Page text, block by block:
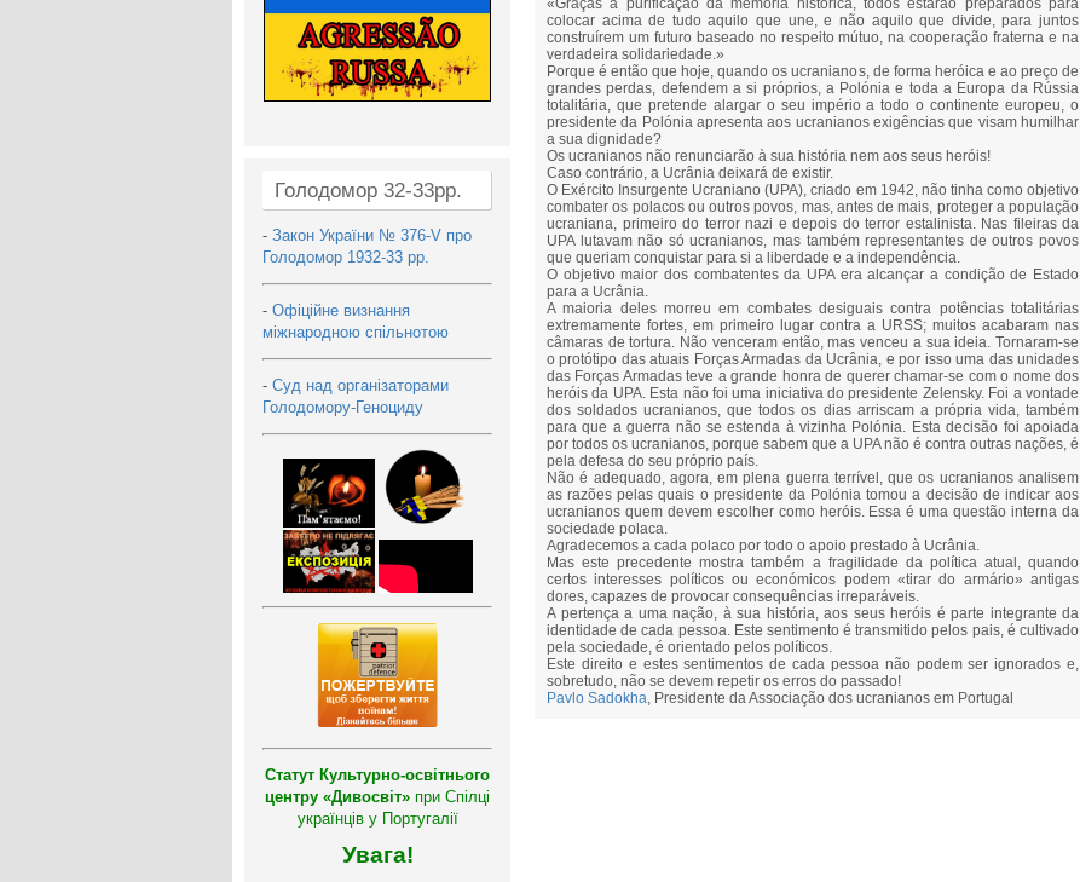
Голодомор 32-33рр.
- Закон України № 376-V про
Голодомор 1932-33 рр.
- Офіційне визнання
міжнародною спільнотою
- Суд над організаторами
Голодомору-Геноциду
Статут Культурно-освітнього
центру «Дивосвіт» при Спілці
українців у Португалії
Увага!
«Graças à purificação da memória histórica, todos estarão preparados para
colocar acima de tudo aquilo que une, e não aquilo que divide, para juntos
construírem um futuro baseado no respeito mútuo, na cooperação fraterna e na
verdadeira solidariedade.»
Porque é então que hoje, quando os ucranianos, de forma heróica e ao preço de
grandes perdas, defendem a si próprios, a Polónia e toda a Europa da Rússia
totalitária, que pretende alargar o seu império a todo o continente europeu, o
presidente da Polónia apresenta aos ucranianos exigências que visam humilhar
a sua dignidade?
Os ucranianos não renunciarão à sua história nem aos seus heróis!
Caso contrário, a Ucrânia deixará de existir.
O Exército Insurgente Ucraniano (UPA), criado em 1942, não tinha como objetivo
combater os polacos ou outros povos, mas, antes de mais, proteger a população
ucraniana, primeiro do terror nazi e depois do terror estalinista. Nas fileiras da
UPA lutavam não só ucranianos, mas também representantes de outros povos
que queriam conquistar para si a liberdade e a independência.
O objetivo maior dos combatentes da UPA era alcançar a condição de Estado
para a Ucrânia.
A maioria deles morreu em combates desiguais contra potências totalitárias
extremamente fortes, em primeiro lugar contra a URSS; muitos acabaram nas
câmaras de tortura. Não venceram então, mas venceu a sua ideia. Tornaram‑se
o protótipo das atuais Forças Armadas da Ucrânia, e por isso uma das unidades
das Forças Armadas teve a grande honra de querer chamar‑se com o nome dos
heróis da UPA. Esta não foi uma iniciativa do presidente Zelensky. Foi a vontade
dos soldados ucranianos, que todos os dias arriscam a própria vida, também
para que a guerra não se estenda à vizinha Polónia. Esta decisão foi apoiada
por todos os ucranianos, porque sabem que a UPA não é contra outras nações, é
pela defesa do seu próprio país.
Não é adequado, agora, em plena guerra terrível, que os ucranianos analisem
as razões pelas quais o presidente da Polónia tomou a decisão de indicar aos
ucranianos quem devem escolher como heróis. Essa é uma questão interna da
sociedade polaca.
Agradecemos a cada polaco por todo o apoio prestado à Ucrânia.
Mas este precedente mostra também a fragilidade da política atual, quando
certos interesses políticos ou económicos podem «tirar do armário» antigas
dores, capazes de provocar consequências irreparáveis.
A pertença a uma nação, à sua história, aos seus heróis é parte integrante da
identidade de cada pessoa. Este sentimento é transmitido pelos pais, é cultivado
pela sociedade, é orientado pelos políticos.
Este direito e estes sentimentos de cada pessoa não podem ser ignorados e,
sobretudo, não se devem repetir os erros do passado!
Pavlo Sadokha, Presidente da Associação dos ucranianos em Portugal